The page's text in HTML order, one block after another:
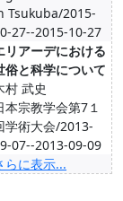
Tsukuba/2015-
27--2015-10-27
リアーデにおける
俗と科学について
村 武史
本宗教学会第7１
学術大会/2013-
07--2013-09-09
らに表示...